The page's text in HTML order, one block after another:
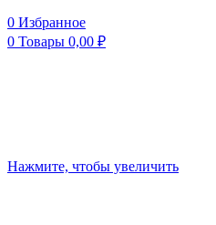
0 Избранное
0 Товары 0,00 ₽
Нажмите, чтобы увеличить